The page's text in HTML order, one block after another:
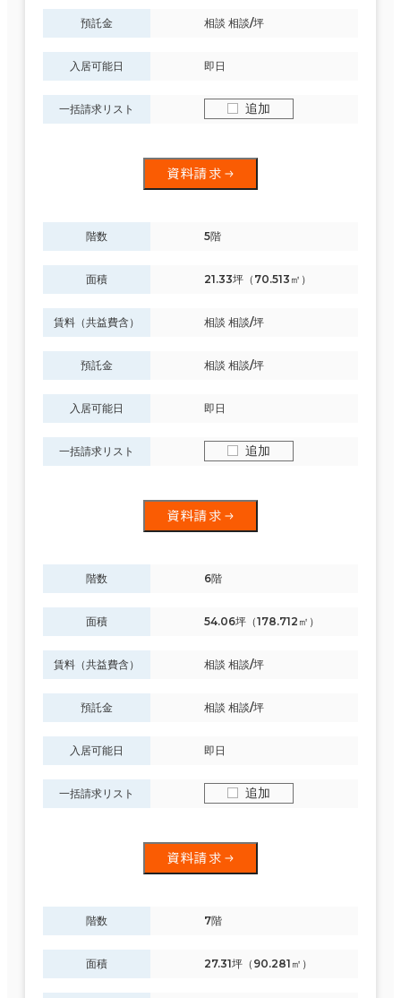
預託金 相談 相談/坪
入居可能日 即日
一括請求リスト 追加
資料請求
階数 5階
面積 21.33坪（70.513㎡）
賃料（共益費含） 相談 相談/坪
預託金 相談 相談/坪
入居可能日 即日
一括請求リスト 追加
資料請求
階数 6階
面積 54.06坪（178.712㎡）
賃料（共益費含） 相談 相談/坪
預託金 相談 相談/坪
入居可能日 即日
一括請求リスト 追加
資料請求
階数 7階
面積 27.31坪（90.281㎡）
神奈川県
山梨県
94室(26棟)
この条件で検索する
築年数
10年以内
20年以内 30年以内
その他
制震・免震構造
駐車場設備あり
1フロア面積100坪以上
94室(26
棟)
この条件で検索する